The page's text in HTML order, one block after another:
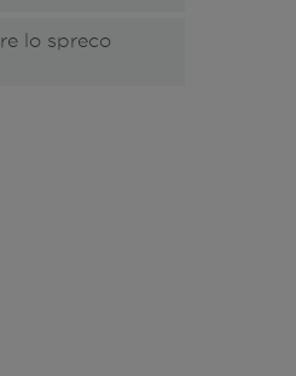
lo spreco